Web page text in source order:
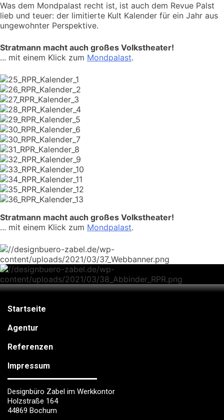
Was dem Mondpalast recht ist, ist auch dem Revue Palst
lieb und teuer: der limitierte Kult Kalender für ein Jahr aus
ungewohnter Perspektive.
Stratmann macht auch großes Volkstheater!
... mit einem Klick zum Mondpalast.
Stratmann macht auch großes Volkstheater!
... mit einem Klick zum Mondpalast.
Startseite
Agentur
Referenzen
Impressum
Designbüro Zabel im Werkkontor
Holzstraße 164
44869 Bochum